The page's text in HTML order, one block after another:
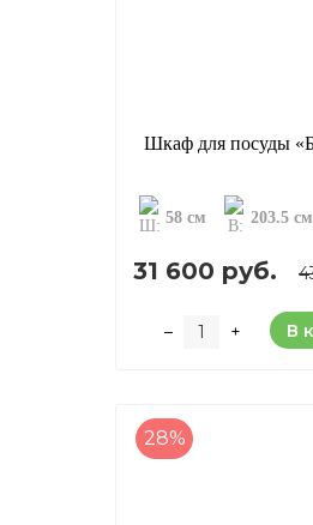
58 см 203.5 см
31 600 руб.
– + В
28%